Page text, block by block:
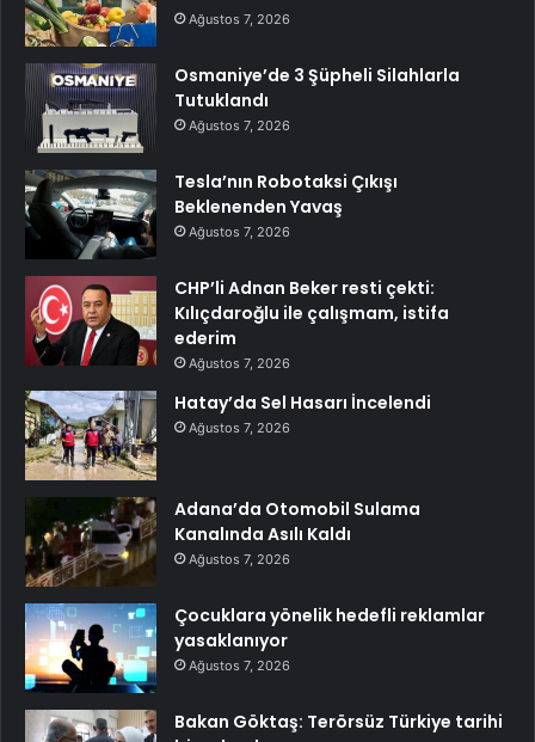
Ağustos 7, 2026
Osmaniye’de 3 Şüpheli Silahlarla
Tutuklandı
Ağustos 7, 2026
Tesla’nın Robotaksi Çıkışı
Beklenenden Yavaş
Ağustos 7, 2026
CHP’li Adnan Beker resti çekti:
Kılıçdaroğlu ile çalışmam, istifa
ederim
Ağustos 7, 2026
Hatay’da Sel Hasarı İncelendi
Ağustos 7, 2026
Adana’da Otomobil Sulama
Kanalında Asılı Kaldı
Ağustos 7, 2026
Çocuklara yönelik hedefli reklamlar
yasaklanıyor
Ağustos 7, 2026
Bakan Göktaş: Terörsüz Türkiye tarihi